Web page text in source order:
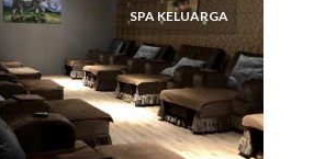
SPA KELUARGA